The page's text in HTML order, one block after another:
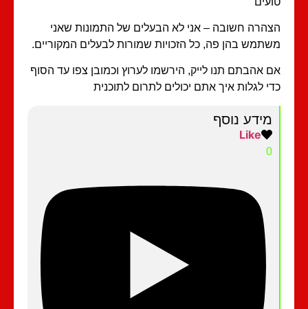
חשובה – אני לא הבעלים של התמונות שאני
בהן פה, כל הזכויות שמורות לבעלים המקוריים.
אהבתם תנו לייק, הירשמו לערוץ וכמובן צפו עד הסוף
לגלות איך אתם יכולים לתרום לתוכנית
מידע נוסף